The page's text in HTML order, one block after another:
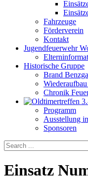
Fahrzeuge
Förderverein
Kontakt
Jugendfeuerwehr
Historische Gruppe
Brand
Chronik
Programm
Ausstellung
Sponsoren
Einsatz